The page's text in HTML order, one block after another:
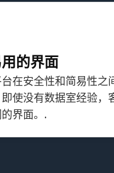
的界面
在安全性和简易性之
使没有数据室经验，
界面。.